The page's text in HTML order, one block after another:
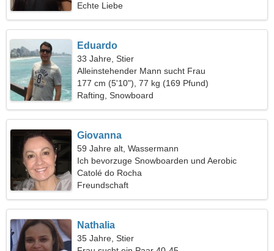
Echte Liebe
Eduardo
33 Jahre, Stier
Alleinstehender Mann sucht Frau
177 cm (5'10"), 77 kg (169 Pfund)
Rafting, Snowboard
Giovanna
59 Jahre alt, Wassermann
Ich bevorzuge Snowboarden und Aerobic
Catolé do Rocha
Freundschaft
Nathalia
35 Jahre, Stier